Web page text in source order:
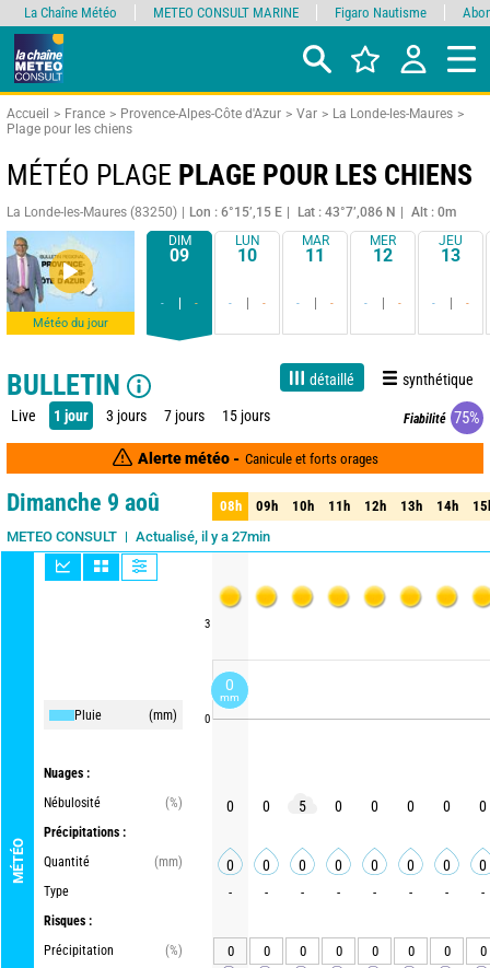
Accueil France Provence-Alpes-Côte d'Azur Var
La Londe-les-Maures
Plage pour les chiens
MÉTÉO PLAGE PLAGE POUR LES CHIENS
La Londe-les-Maures (83250) Lon : 6°15’,15 E Lat : 43°7’,086 N Alt : 0m
Météo du jour
DIM
09
- -
LUN
10
- -
MAR
11
- -
MER
12
- -
JEU
13
- -
BULLETIN détaillé synthétique
Live 1 jour 3 jours 7 jours 15 jours Fiabilité 75%
Alerte météo - Canicule et forts orages
Dimanche 9 aoû
METEO CONSULT Actualisé, il y a 27min
MÉTÉO
Pluie (mm)
Nuages :
Nébulosité
(%)
Précipitations :
Quantité
(mm)
Type
Risques :
Précipitation
(%)
3
0
08h 09h 10h 11h 12h 13h 14h
08h 09h 10h 11h 12h 13h 14h
0 0 5 0 0 0 0 0
0 0 0 0 0 0 0 0
- - - - - - - -
0 0 0 0 0 0 0 0
La Chaîne Météo METEO CONSULT MARINE Figaro Nautisme
0
mm